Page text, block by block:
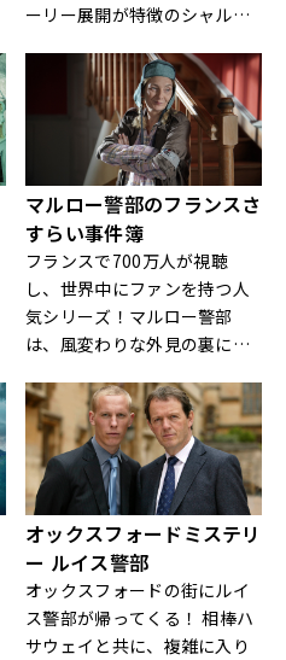
ーリー展開が特徴のシャルロ
ト・リンヴィル〉シリーズの
映像化で、ドイツARDが運営
する公共放送局で2021～2025
年に放送された作品。
マルロー警部のフランスさ
すらい事件簿
フランスで700万人が視聴
し、世界中にファンを持つ人
気シリーズ！マルロー警部
は、風変わりな外見の裏に、
め、容疑者を監視し、追跡
し、待ち伏せる。お決まりの
ファッション、ダークなユー
モア、予測不可能な行
動・・・“女性版刑事コロン
ボ”ともいわれるマルロー警部
が活躍！
オックスフォードミステリ
ー ルイス警部
オックスフォードの街にルイ
ス警部が帰ってくる！ 相棒ハ
サウェイと共に、複雑に入り